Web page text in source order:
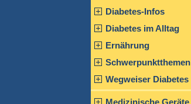
Diabetes-Infos
Diabetes im Alltag
Ernährung
Schwerpunktthemen
Wegweiser Diabetes
Medizinische Geräte